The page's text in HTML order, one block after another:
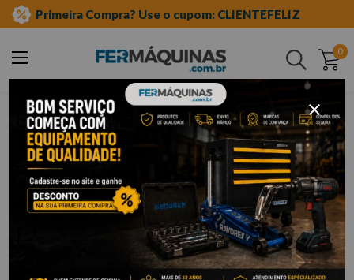
Primeira Compra? Use o cupom: CLIENTEFELIZ
0
Buscar
ferramentas automotivas especiais
carroceria e funilaria
repuxador e spotter